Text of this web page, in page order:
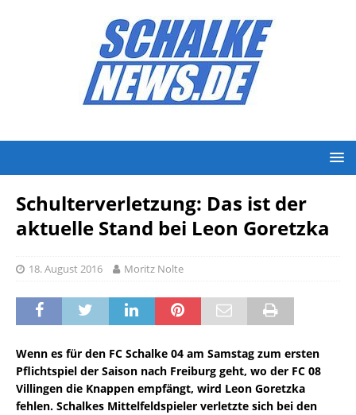
Schulterverletzung: Das ist der
aktuelle Stand bei Leon Goretzka
18. August 2016 Moritz Nolte
Wenn es für den FC Schalke 04 am Samstag zum ersten
Pflichtspiel der Saison nach Freiburg geht, wo der FC 08
Villingen die Knappen empfängt, wird Leon Goretzka
fehlen. Schalkes Mittelfeldspieler verletzte sich bei den